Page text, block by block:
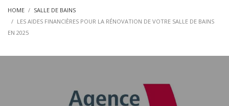
HOME
SALLE DE BAINS
LES AIDES FINANCIÈRES POUR LA RÉNOVATION DE VOTRE SALLE DE BAINS
EN 2025